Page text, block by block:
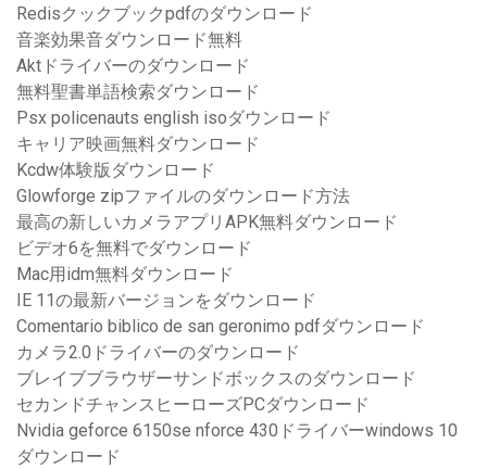
Redisクックブックpdfのダウンロード
音楽効果音ダウンロード無料
Aktドライバーのダウンロード
無料聖書単語検索ダウンロード
Psx policenauts english isoダウンロード
キャリア映画無料ダウンロード
Kcdw体験版ダウンロード
Glowforge zipファイルのダウンロード方法
最高の新しいカメラアプリAPK無料ダウンロード
ビデオ6を無料でダウンロード
Mac用idm無料ダウンロード
IE 11の最新バージョンをダウンロード
Comentario biblico de san geronimo pdfダウンロード
カメラ2.0ドライバーのダウンロード
ブレイブブラウザーサンドボックスのダウンロード
セカンドチャンスヒーローズPCダウンロード
Nvidia geforce 6150se nforce 430ドライバーwindows 10
ダウンロード